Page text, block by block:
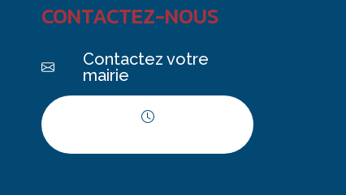
CONTACTEZ-NOUS
Contactez votre
mairie